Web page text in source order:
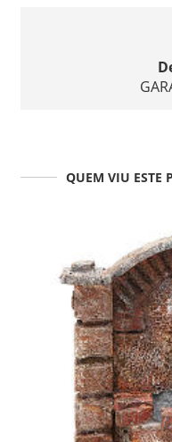
QUEM VIU ESTE